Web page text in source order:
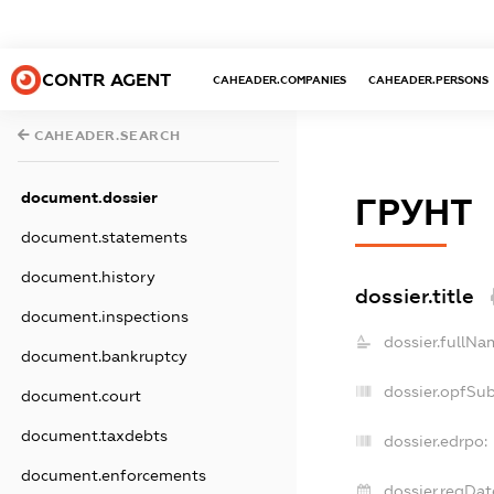
CONTR AGENT CAHEADER.COMPANIES CAHEADER.PERSONS
CAHEADER.SEARCH
document.dossier
document.statements
document.history
document.inspections
document.bankruptcy
document.court
document.taxdebts
document.enforcements
ГРУНТ
dossier.title
dossier.edrpo: